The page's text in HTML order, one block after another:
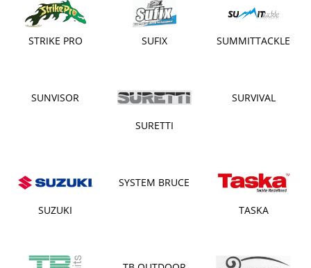
STRIKE PRO SUFIX SUMMITTACKLE
SUNVISOR
SURETTI
SURVIVAL
SUZUKI
SYSTEM BRUCE
TASKA